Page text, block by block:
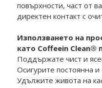
повърхности, част от
директен контакт с
Използването на
като Coffeein Clean®
Поддържате чист и
Осигурите постоянна и
Удължите живота на